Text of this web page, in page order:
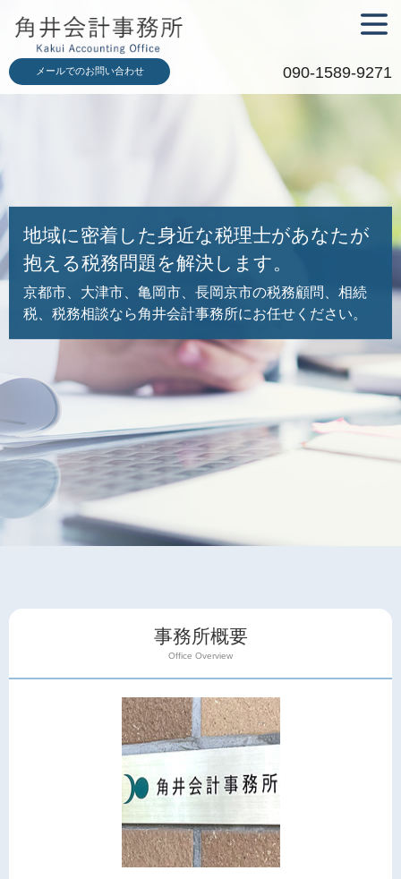
メールでのお問い合わせ 090-1589-9271
地域に密着した身近な税理士があなたが
抱える税務問題を解決します。
京都市、大津市、亀岡市、長岡京市の税務顧問、相続
税、税務相談なら角井会計事務所にお任せください。
事務所概要
Office Overview